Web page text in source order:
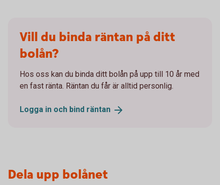
Vill du binda räntan på ditt
bolån?
Hos oss kan du binda ditt bolån på upp till 10 år med
en fast ränta. Räntan du får är alltid personlig.
Logga in och bind räntan
Dela upp bolånet